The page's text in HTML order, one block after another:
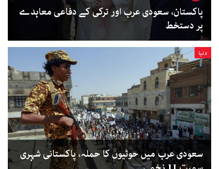
پاکستان، سعودی عرب اور ترکی کے دفاعی معاہدے
پر دستخط
دنیا
سعودی عرب میں حوثیوں کا حملہ، پاکستانی شہری